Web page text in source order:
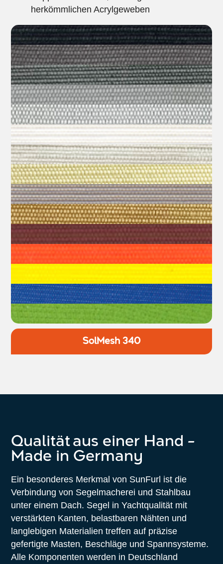
SolMesh 340
herkömmlichen Acrylgeweben
Qualität aus einer Hand –
Made in Germany
Ein besonderes Merkmal von SunFurl ist die
Verbindung von Segelmacherei und Stahlbau
unter einem Dach. Segel in Yachtqualität mit
verstärkten Kanten, belastbaren Nähten und
langlebigen Materialien treffen auf präzise
gefertigte Masten, Beschläge und Spannsysteme.
Alle Komponenten werden in Deutschland